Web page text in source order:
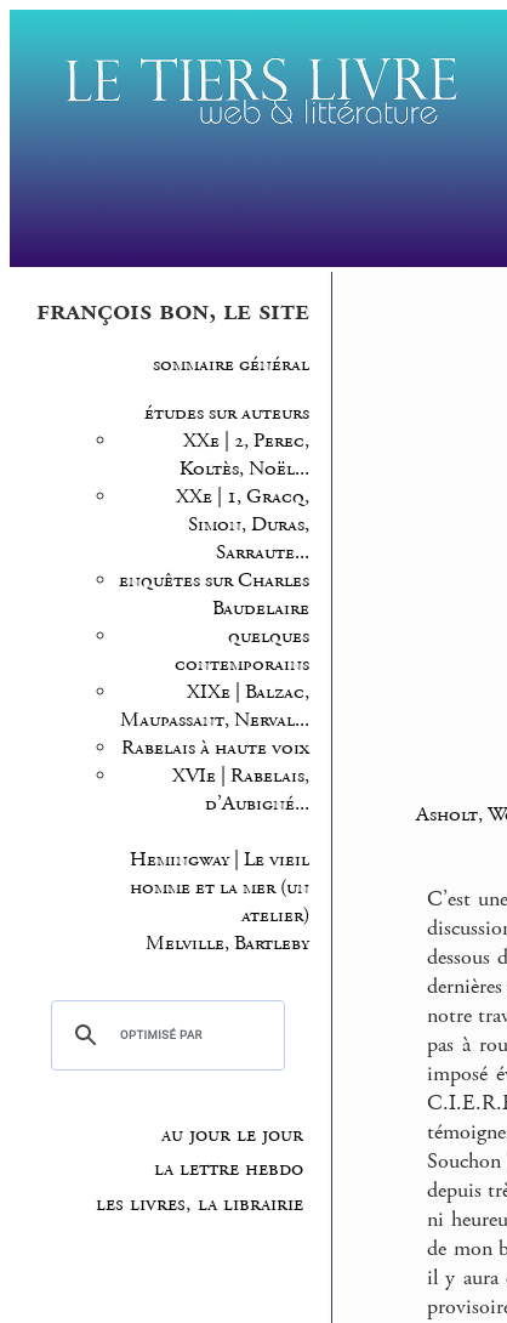
françois bon, le site
sommaire général
études sur auteurs
XXe | 2, Perec,
Koltès, Noël...
XXe | 1, Gracq,
Simon, Duras,
Sarraute...
enquêtes sur Charles
Baudelaire
quelques
contemporains
XIXe | Balzac,
Maupassant, Nerval...
Rabelais à haute voix
XVIe | Rabelais,
d’Aubigné...
Hemingway | Le vieil
homme et la mer (un
atelier)
Melville, Bartleby
au jour le jour
la lettre hebdo
les livres, la librairie
Asholt,
C’est
dessous
notre
pas à
imposé
depuis
ni
de mon
il y aura